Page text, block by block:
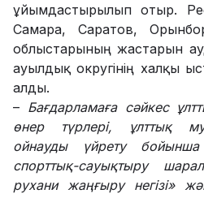
ұйымдастырылып отыр.
Самара, Саратов,
облыстарының жастарын
ауылдық округінің халқы
алды.
– Бағдарламаға сәйкес
өнер түрлері, ұлттық
ойнауды үйрету бойынша
спорттық-сауықтыру
рухани жаңғыру негізі»